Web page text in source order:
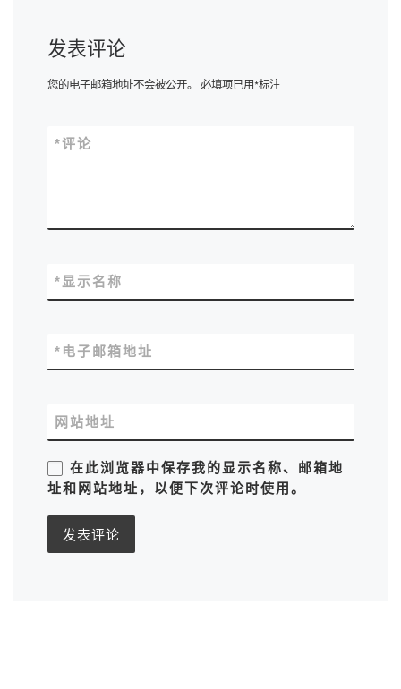
发表评论
您的电子邮箱地址不会被公开。 必填项已用*标注
评论
*
显示名称
*
电子邮箱地址
*
网站地址
在此浏览器中保存我的显示名称、邮箱地
址和网站地址，以便下次评论时使用。